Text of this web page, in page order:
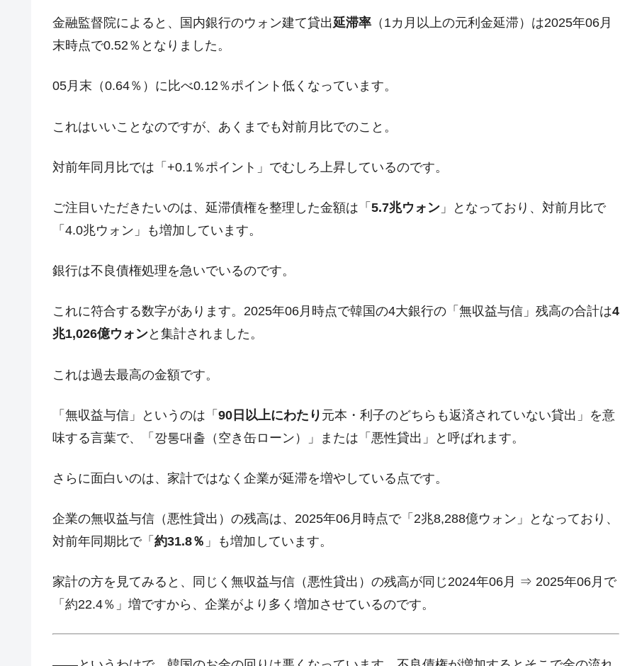
Fact1 夏の甲子園、優勝校を最も多く輩出している都道府県とは？
今話題の「楽天ライオンズ」とは？
Fact1 奇跡の毛色「白毛馬」とは？
Fact1 平成仮面ライダーの意外すぎるモチーフとは？
Fact1 発表から2日で大崩壊、鳴かず飛ばずに終わりそうなスーパーリーグとは？
Fact1 甲子園通算本塁打、最多の清原に次いで多く打っている意外な選手とは？
Fact1 セレクトセールの高額取引馬が稼いだ金額とは？
金融監督院によると、国内銀行のウォン建て貸出延滞率 （1カ月以上の元利金延滞）は2025年06月
末時点で0.52％となりました。
05月末（0.64％）に比べ0.12％ポイント低くなっています。
これはいいことなのですが、あくまでも対前月比でのこと。
対前年同月比では「+0.1％ポイント」でむしろ上昇しているのです。
ご注目いただきたいのは、延滞債権を整理した金額は「 5.7兆ウォン 」となっており、対前月比で
「4.0兆ウォン」も増加しています。
銀行は不良債権処理を急いでいるのです。
これに符合する数字があります。2025年06月時点で韓国の4大銀行の「無収益与信」残高の合計は4
兆1,026億ウォンと集計されました。
これは過去最高の金額です。
「無収益与信」というのは「 90日以上にわたり 元本・利子のどちらも返済されていない貸出」を意
味する言葉で、「깡통대출（空き缶ローン）」または「悪性貸出」と呼ばれます。
さらに面白いのは、家計ではなく企業が延滞を増やしている点です。
企業の無収益与信（悪性貸出）の残高は、2025年06月時点で「2兆8,288億ウォン」となっており、
対前年同期比で「 約31.8％ 」も増加しています。
家計の方を見てみると、同じく無収益与信（悪性貸出）の残高が同じ2024年06月 ⇒ 2025年06月で
「約22.4％」増ですから、企業がより多く増加させているのです。